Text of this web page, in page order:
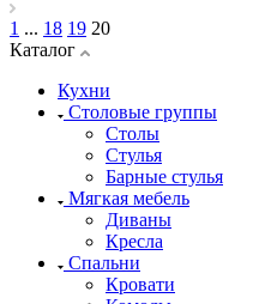
1 ... 18 19 20
Каталог
Кухни
Столовые группы
Столы
Стулья
Барные стулья
Мягкая мебель
Диваны
Кресла
Спальни
Кровати